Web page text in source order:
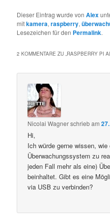
Dieser Eintrag wurde vonAlex
mitkamera,raspberry,
Lesezeichen für den Permalink.
2 KOMMENTARE ZU „RASPBERRY PI
Nicolai Wagnerschriebam
Hi,
Ich würde gerne wissen,
Überwachungssystem zu
jeden Fall mehr als eine)
beinhaltet. Gibt es eine
via USB zu verbinden?